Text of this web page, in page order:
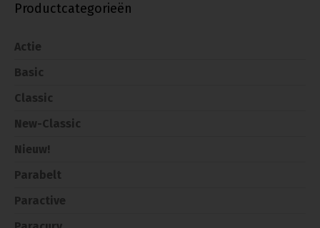
Productcategorieën
Actie
Basic
Classic
New-Classic
Nieuw!
Parabelt
Paractive